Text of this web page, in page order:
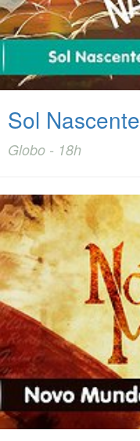
Sol Nascente
Globo - 18h